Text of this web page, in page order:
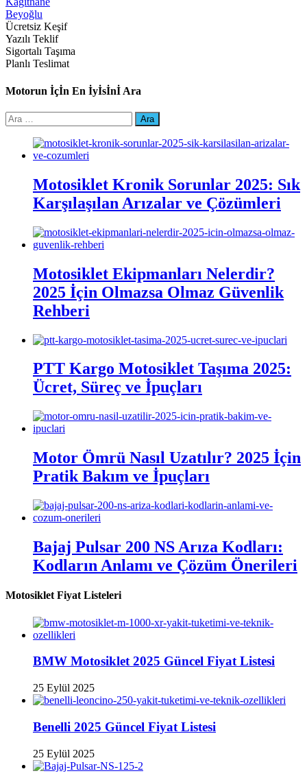
Beyoğlu
Ücretsiz Keşif
Yazılı Teklif
Sigortalı Taşıma
Planlı Teslimat
Motorun İçİn En İyİsİnİ Ara
Arama:
Motosiklet Kronik Sorunlar 2025: Sık
Karşılaşılan Arızalar ve Çözümleri
Motosiklet Ekipmanları Nelerdir?
2025 İçin Olmazsa Olmaz Güvenlik
Rehberi
PTT Kargo Motosiklet Taşıma 2025:
Ücret, Süreç ve İpuçları
Motor Ömrü Nasıl Uzatılır? 2025 İçin
Pratik Bakım ve İpuçları
Bajaj Pulsar 200 NS Arıza Kodları:
Kodların Anlamı ve Çözüm Önerileri
Motosiklet Fiyat Listeleri
BMW Motosiklet 2025 Güncel Fiyat Listesi
25 Eylül 2025
Benelli 2025 Güncel Fiyat Listesi
25 Eylül 2025